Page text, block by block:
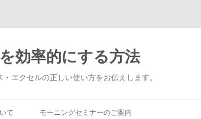
効率的にする方法
エクセルの正しい使い方をお伝えします。
て モーニングセミナーのご案内